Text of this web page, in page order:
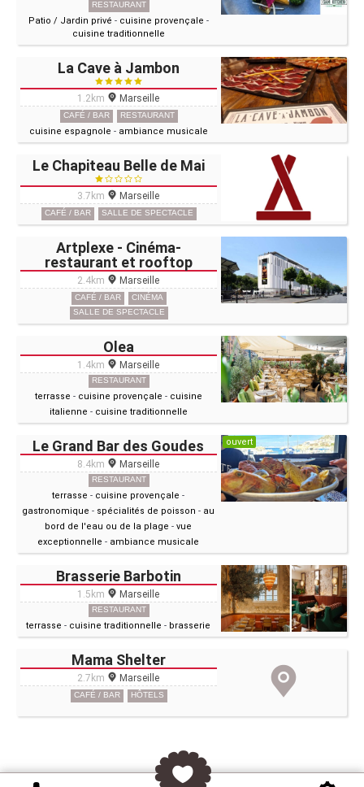
RESTAURANT
Patio / Jardin privé - cuisine provençale -
cuisine traditionnelle
La Cave à Jambon
1.2km Marseille
CAFÉ / BAR RESTAURANT
cuisine espagnole - ambiance musicale
Le Chapiteau Belle de Mai
3.7km Marseille
CAFÉ / BAR SALLE DE SPECTACLE
Artplexe - Cinéma-
restaurant et rooftop
2.4km Marseille
CAFÉ / BAR
CINÉMA
SALLE DE SPECTACLE
Olea
1.4km Marseille
RESTAURANT
terrasse - cuisine provençale - cuisine
italienne - cuisine traditionnelle
Le Grand Bar des Goudes
8.4km Marseille
RESTAURANT
terrasse - cuisine provençale -
gastronomique - spécialités de poisson - au
bord de l'eau ou de la plage -vue
exceptionnelle - ambiance musicale
ouvert
Brasserie Barbotin
1.5km Marseille
RESTAURANT
terrasse - cuisine traditionnelle - brasserie
Mama Shelter
2.7km Marseille
CAFÉ / BAR HÔTELS